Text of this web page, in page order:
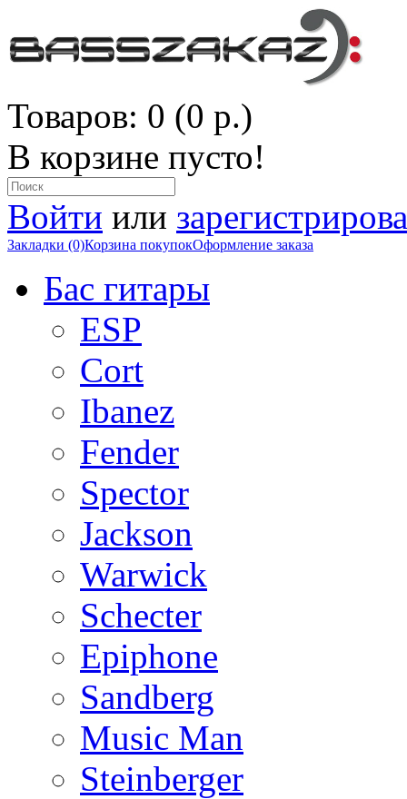
Товаров: 0 (0 р.)
В корзине пусто!
Войти или
Закладки (0)Корзина покупокОформление заказа
Бас гитары
ESP
Cort
Ibanez
Fender
Spector
Jackson
Warwick
Schecter
Epiphone
Sandberg
Music Man
Steinberger